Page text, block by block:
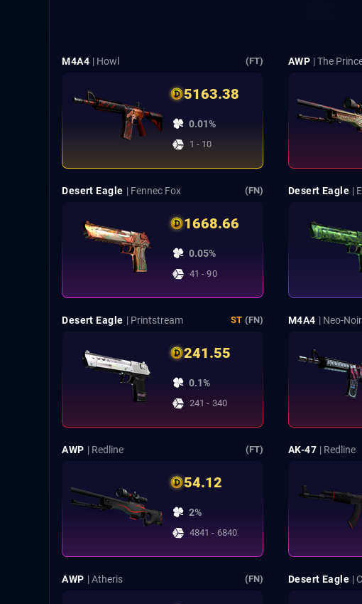
M4A4 | Howl (FT)
5163.38
0.01%
1 - 10
AWP | The
Desert Eagle | Fennec Fox (FN)
1668.66
0.05%
41 - 90
Desert Eagle |
Desert Eagle | Printstream ST (FN)
241.55
0.1%
241 - 340
M4A4 | Neo-Noir
AWP | Redline (FT)
54.12
2%
4841 - 6840
AK-47 | Redline
AWP | Atheris (FN) Desert Eagle |